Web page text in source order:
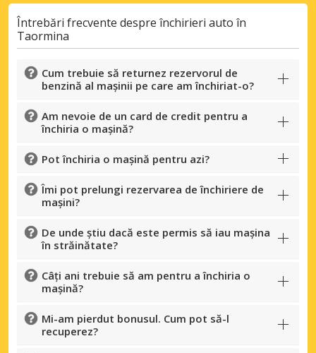
Întrebări frecvente despre închirieri auto în
Taormina
Cum trebuie să returnez rezervorul de
benzină al mașinii pe care am închiriat-o?
Am nevoie de un card de credit pentru a
închiria o mașină?
Pot închiria o mașină pentru azi?
Îmi pot prelungi rezervarea de închiriere de
mașini?
De unde știu dacă este permis să iau mașina
în străinătate?
Câți ani trebuie să am pentru a închiria o
mașină?
Mi-am pierdut bonusul. Cum pot să-l
recuperez?